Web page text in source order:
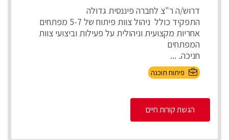
דרוש/ה ר"צ לחברה פיננסית גדולה
התפקיד כולל ניהול צוות פיתוח של 5-7 מפתחים
אחריות מקצועית וניהולית על פעילות וביצועי צוות
המפתחים
חניכה, ...
פיתוח תוכנה
הגשת קורות חיים